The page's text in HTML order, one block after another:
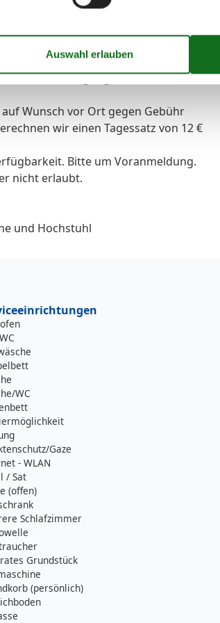
mit Doppelbett, 2. Schlafzimmer
und WC,
zur Verfügung vorhanden.
Wunsch vor Ort gegen Gebühr
wir einen Tagessatz von 12 €
Bitte um Voranmeldung.
nicht erlaubt.
und Hochstuhl
WC
Gaze
- WLAN
/ Sat
(offen)
Schlafzimmer
Grundstück
(persönlich)